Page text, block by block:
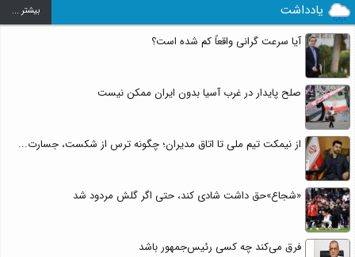
یادداشت بيشتر ...
آیا سرعت گرانی واقعاً کم شده است؟
صلح پایدار در غرب آسیا بدون ایران ممکن نیست
از نیمکت تیم ملی تا اتاق مدیران؛ چگونه ترس از شکست، جسارت...
«شجاع»حق داشت شادی کند، حتی اگر گلش مردود شد
فرق می‌کند چه کسی رئیس‌جمهور باشد